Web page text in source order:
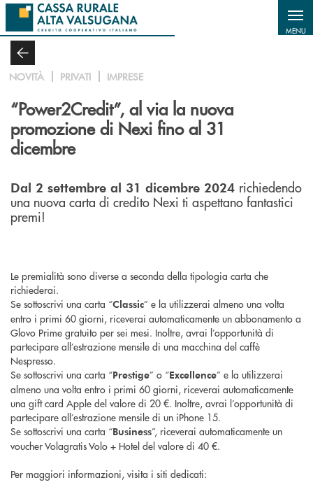
Salta al contenuto principale
MENU
NOVITÀ PRIVATI IMPRESE
“Power2Credit”, al via la nuova
promozione di Nexi fino al 31
dicembre
Dal 2 settembre al 31 dicembre 2024 richiedendo
una nuova carta di credito Nexi ti aspettano fantastici
premi!
Le premialità sono diverse a seconda della tipologia carta che
richiederai.
Se sottoscrivi una carta “Classic” e la utilizzerai almeno una volta
entro i primi 60 giorni, riceverai automaticamente un abbonamento a
Glovo Prime gratuito per sei mesi. Inoltre, avrai l’opportunità di
partecipare all’estrazione mensile di una macchina del caffè
Nespresso.
Se sottoscrivi una carta “Prestige” o “Excellence” e la utilizzerai
almeno una volta entro i primi 60 giorni, riceverai automaticamente
una gift card Apple del valore di 20 €. Inoltre, avrai l’opportunità di
partecipare all’estrazione mensile di un iPhone 15.
Se sottoscrivi una carta “Business”, riceverai automaticamente un
voucher Volagratis Volo + Hotel del valore di 40 €.
Per maggiori informazioni, visita i siti dedicati: